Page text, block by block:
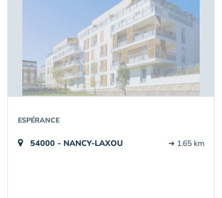
ESPÉRANCE
54000 - NANCY-LAXOU ➔ 1.65 km